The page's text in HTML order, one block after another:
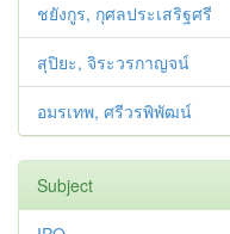
ชยังกูร, กุศลประเสริฐศรี
สุปิยะ, จิระวรกาญจน์
อมรเทพ, ศรีวรพิพัฒน์
Subject